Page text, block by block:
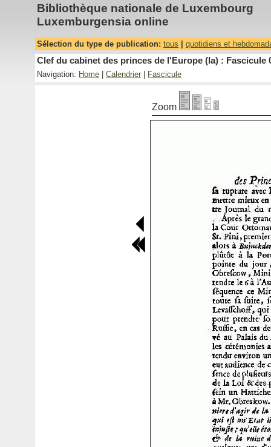
Bibliothèque nationale de Luxembourg
Luxemburgensia online
Sélection du type de publication: tous quotidiens et
Clef du cabinet des princes de l'Europe (la) : Fascicule
Navigation: Home Calendrier Fascicule
Zoom